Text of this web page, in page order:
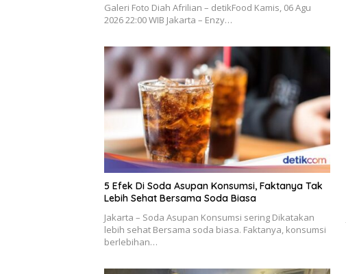
Galeri Foto Diah Afrilian – detikFood Kamis, 06 Agu
2026 22:00 WIB Jakarta – Enzy…
5 Efek Di Soda Asupan Konsumsi, Faktanya Tak
Lebih Sehat Bersama Soda Biasa
Jakarta – Soda Asupan Konsumsi sering Dikatakan
lebih sehat Bersama soda biasa. Faktanya, konsumsi
berlebihan…